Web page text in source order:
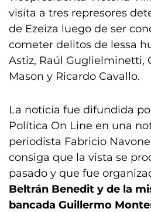
visita a tres represores
de Ezeiza luego de ser
cometer delitos de lessa
Astiz, Raúl Guglielminetti,
Mason y Ricardo Cavallo.
La noticia fue difundida
Política On Line en una
periodista Fabricio
consiga que la vista se
pasado y que fue
Beltrán Benedit y de la
bancada Guillermo